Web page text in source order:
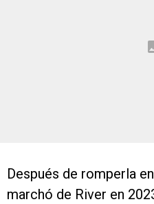
Después de romperla
marchó de River en